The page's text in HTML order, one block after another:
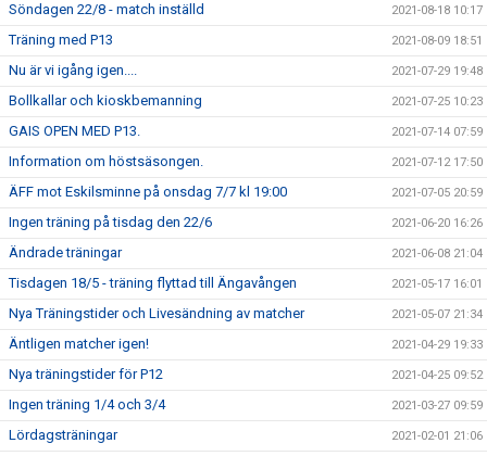
Söndagen 22/8 - match inställd 2021-08-18 10:17
Träning med P13 2021-08-09 18:51
Nu är vi igång igen.... 2021-07-29 19:48
Bollkallar och kioskbemanning 2021-07-25 10:23
GAIS OPEN MED P13. 2021-07-14 07:59
Information om höstsäsongen. 2021-07-12 17:50
ÄFF mot Eskilsminne på onsdag 7/7 kl 19:00 2021-07-05 20:59
Ingen träning på tisdag den 22/6 2021-06-20 16:26
Ändrade träningar 2021-06-08 21:04
Tisdagen 18/5 - träning flyttad till Ängavången 2021-05-17 16:01
Nya Träningstider och Livesändning av matcher 2021-05-07 21:34
Äntligen matcher igen! 2021-04-29 19:33
Nya träningstider för P12 2021-04-25 09:52
Ingen träning 1/4 och 3/4 2021-03-27 09:59
Lördagsträningar 2021-02-01 21:06